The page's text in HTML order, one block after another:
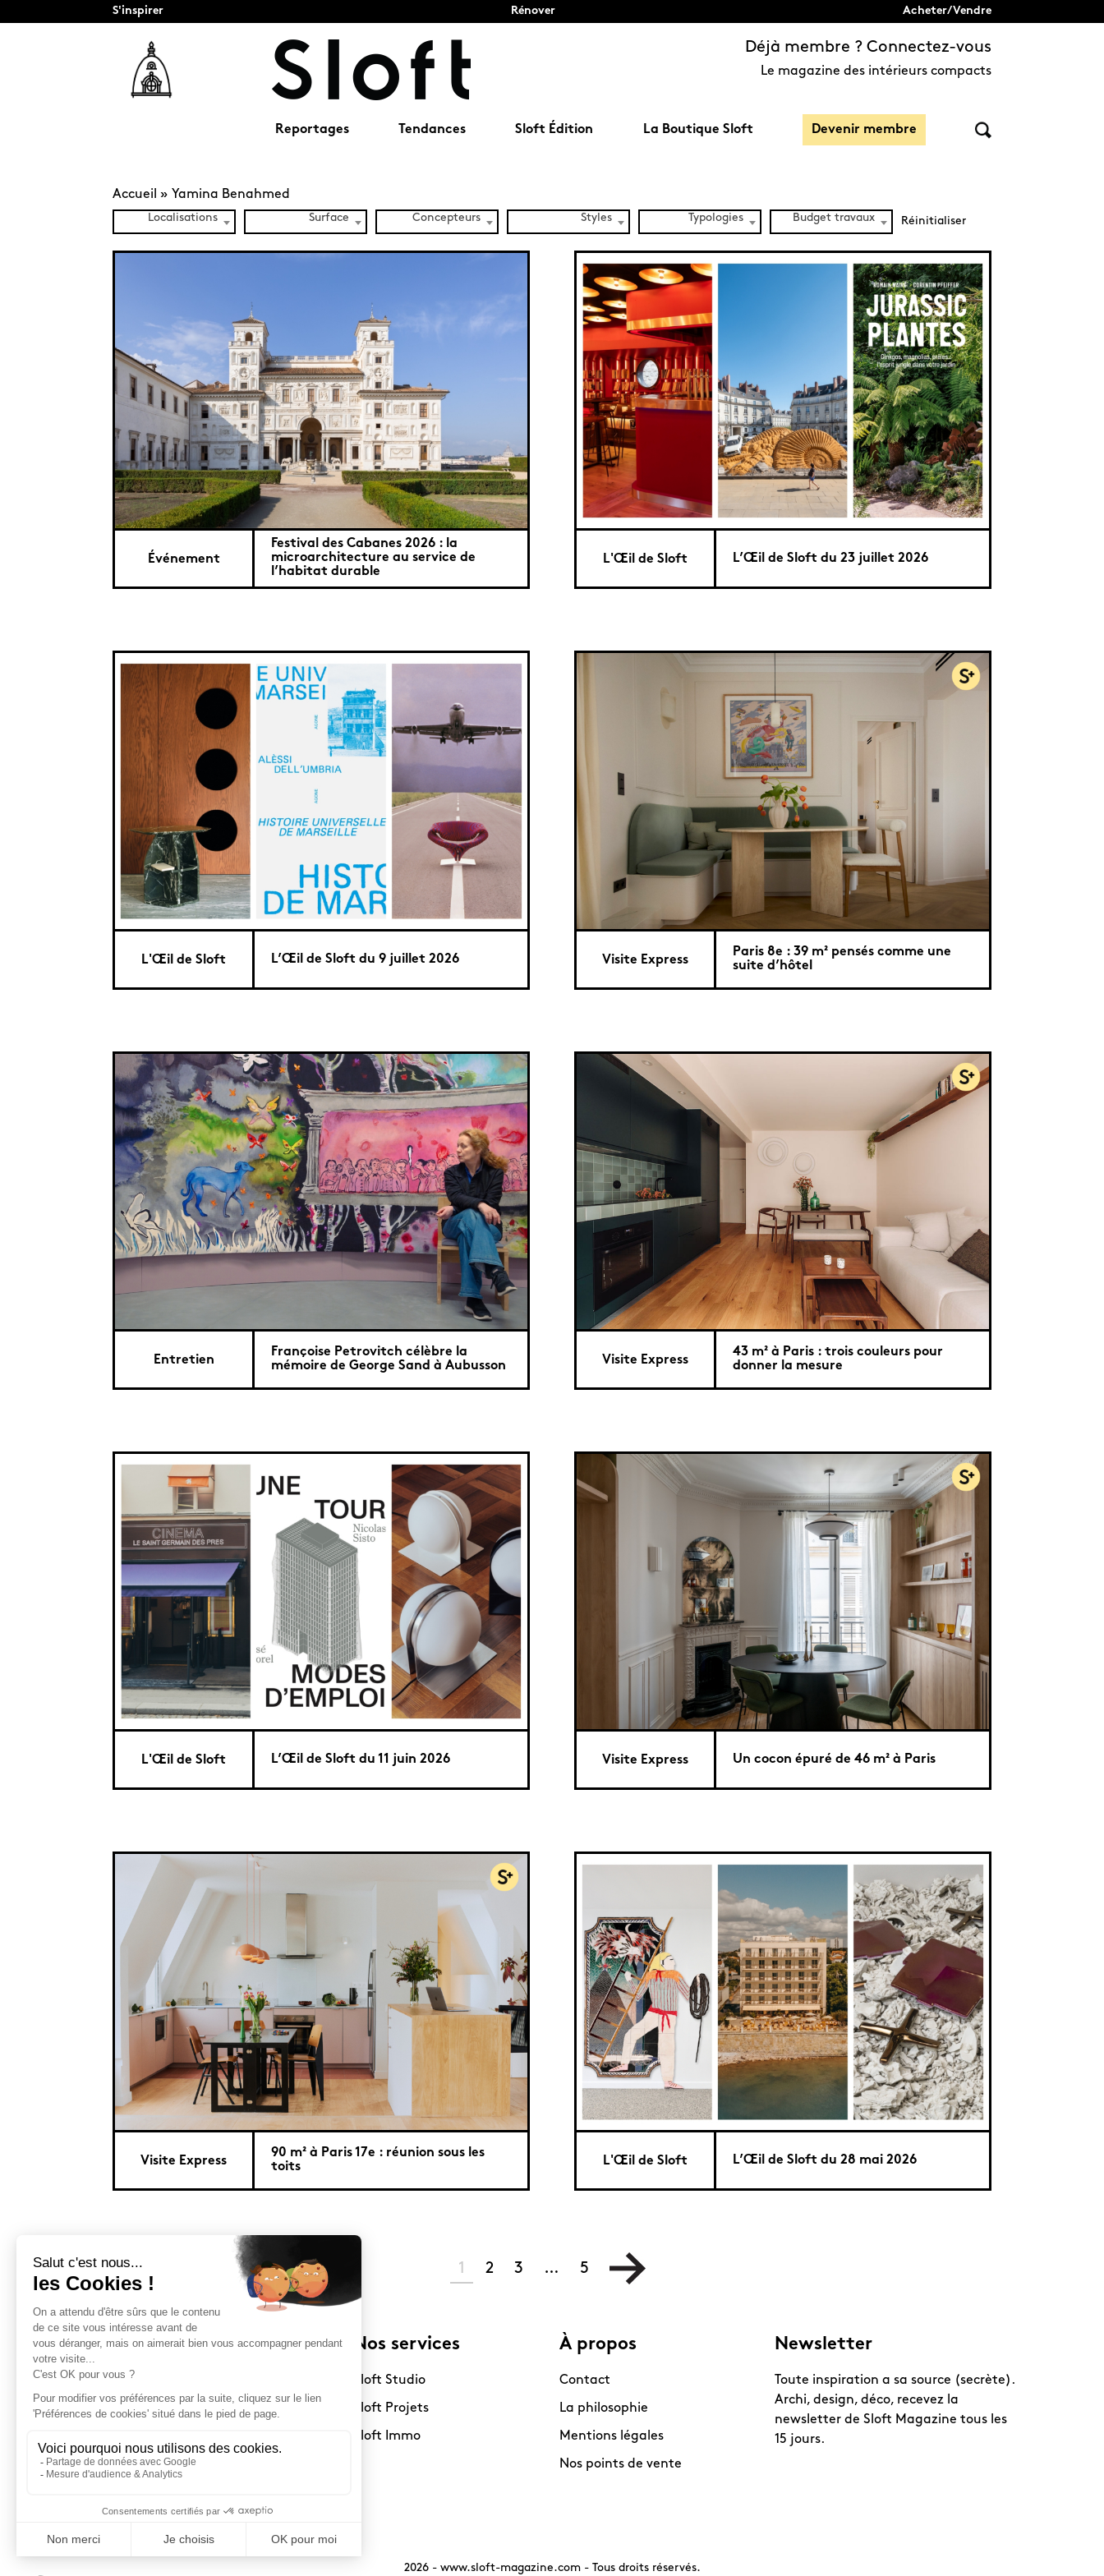
S'inspirer Rénover Acheter/Vendre
Déjà membre ? Connectez-vous
Le magazine des intérieurs compacts
Reportages Tendances Sloft Édition La Boutique Sloft Devenir membre
Accueil » Yamina Benahmed
Localisations Surface Concepteurs Styles Typologies Budget travaux Réinitialiser
Événement
Festival des Cabanes 2026 : la
microarchitecture au service de
l’habitat durable
L'Œil de Sloft L’Œil de Sloft du 23 juillet 2026
L'Œil de Sloft L’Œil de Sloft du 9 juillet 2026 Visite Express
Paris 8e : 39 m² pensés comme une
suite d’hôtel
Entretien
Françoise Petrovitch célèbre la
mémoire de George Sand à Aubusson
Visite Express
43 m² à Paris : trois couleurs pour
donner la mesure
L'Œil de Sloft L’Œil de Sloft du 11 juin 2026 Visite Express Un cocon épuré de 46 m² à Paris
Visite Express
90 m² à Paris 17e : réunion sous les
toits
L'Œil de Sloft L’Œil de Sloft du 28 mai 2026
1 2 3 … 5
Sloft Magazine
Depuis 2017, Sloft Magazine vous
connecte au monde de l’architecture,
du design et de la décoration autour
Nos services
Sloft Studio
Sloft Projets
Sloft Immo
À propos
Contact
La philosophie
Mentions légales
Nos points de vente
Newsletter
Toute inspiration a sa source (secrète).
Archi, design, déco, recevez la
newsletter de Sloft Magazine tous les
15 jours.
2026 - www.sloft-magazine.com- Tous droits réservés.